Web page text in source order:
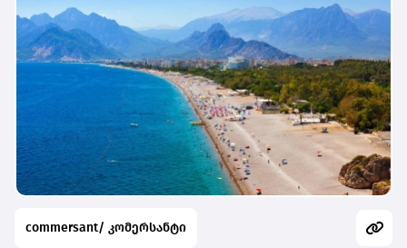
commersant/ კომერსანტი